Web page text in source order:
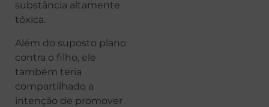
substância altamente
tóxica.
Além do suposto plano
contra o filho, ele
também teria
compartilhado a
intenção de promover